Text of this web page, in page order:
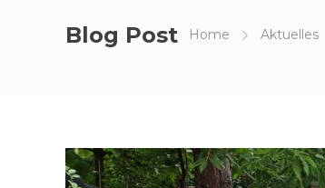
Blog Post Home Aktuelles